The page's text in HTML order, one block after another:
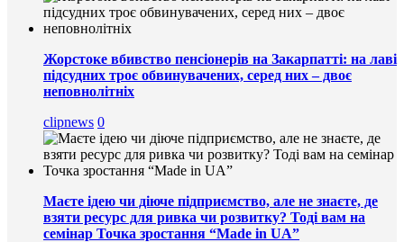
Жорстоке вбивство пенсіонерів на Закарпатті: на лаві
підсудних троє обвинувачених, серед них – двоє
неповнолітніх
clipnews 0
Маєте ідею чи діюче підприємство, але не знаєте, де
взяти ресурс для ривка чи розвитку? Тоді вам на
семінар Точка зростання “Made in UA”